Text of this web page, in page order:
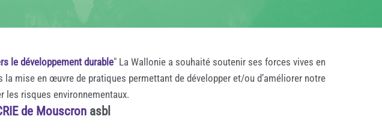
le développement durable" La Wallonie a souhaité soutenir ses forces vives en
mise en œuvre de pratiques permettant de développer et/ou d’améliorer notre
les risques environnementaux.
de Mouscronasbl